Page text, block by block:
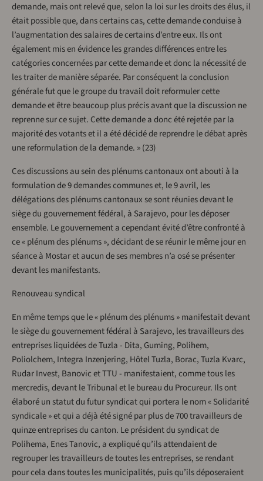
demande, mais ont relevé que, selon la loi sur les droits des élus, il
était possible que, dans certains cas, cette demande conduise à
l’augmentation des salaires de certains d’entre eux. Ils ont
également mis en évidence les grandes différences entre les
catégories concernées par cette demande et donc la nécessité de
les traiter de manière séparée. Par conséquent la conclusion
générale fut que le groupe du travail doit reformuler cette
demande et être beaucoup plus précis avant que la discussion ne
reprenne sur ce sujet. Cette demande a donc été rejetée par la
majorité des votants et il a été décidé de reprendre le débat après
une reformulation de la demande. » (23)
Ces discussions au sein des plénums cantonaux ont abouti à la
formulation de 9 demandes communes et, le 9 avril, les
délégations des plénums cantonaux se sont réunies devant le
siège du gouvernement fédéral, à Sarajevo, pour les déposer
ensemble. Le gouvernement a cependant évité d’être confronté à
ce « plénum des plénums », décidant de se réunir le même jour en
séance à Mostar et aucun de ses membres n’a osé se présenter
devant les manifestants.
Renouveau syndical
En même temps que le « plénum des plénums » manifestait devant
le siège du gouvernement fédéral à Sarajevo, les travailleurs des
entreprises liquidées de Tuzla - Dita, Guming, Polihem,
Poliolchem, Integra Inzenjering, Hôtel Tuzla, Borac, Tuzla Kvarc,
Rudar Invest, Banovic et TTU - manifestaient, comme tous les
mercredis, devant le Tribunal et le bureau du Procureur. Ils ont
élaboré un statut du futur syndicat qui portera le nom « Solidarité
syndicale » et qui a déjà été signé par plus de 700 travailleurs de
quinze entreprises du canton. Le président du syndicat de
Polihema, Enes Tanovic, a expliqué qu’ils attendaient de
regrouper les travailleurs de toutes les entreprises, se rendant
pour cela dans toutes les municipalités, puis qu’ils déposeraient